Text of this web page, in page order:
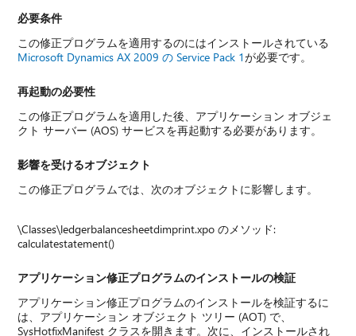
必要条件
この修正プログラムを適用するのにはインストールされている
Microsoft Dynamics AX 2009 の Service Pack 1が必要です。
再起動の必要性
この修正プログラムを適用した後、アプリケーション オブジェ
クト サーバー (AOS) サービスを再起動する必要があります。
影響を受けるオブジェクト
この修正プログラムでは、次のオブジェクトに影響します。
\Classes\ledgerbalancesheetdimprint.xpo のメソッド:
calculatestatement()
アプリケーション修正プログラムのインストールの検証
アプリケーション修正プログラムのインストールを検証するに
は、アプリケーション オブジェクト ツリー (AOT) で、
SysHotfixManifest クラスを開きます。次に、インストールされ